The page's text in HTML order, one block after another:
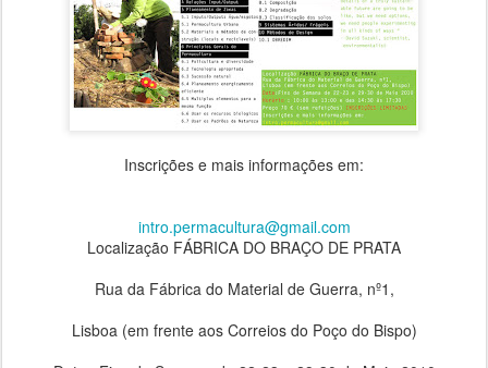
Inscrições e mais informações em:
intro.permacultura@gmail.com
Localização FÁBRICA DO BRAÇO DE PRATA
Rua da Fábrica do Material de Guerra, nº1,
Lisboa (em frente aos Correios do Poço do Bispo)